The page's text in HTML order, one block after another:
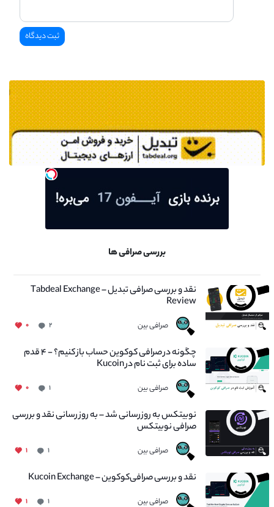
بررسی صرافی ها
نقد و بررسی صرافی تبدیل – Tabdeal Exchange
Review
صرافی بین ۲ ۰
چگونه در صرافی کوکوین حساب باز کنیم؟ - ۴ قدم
ساده برای ثبت نام در Kucoin
صرافی بین ۱ ۰
نوبیتکس به روزرسانی شد – به روز رسانی نقد و بررسی
صرافی نوبیتکس
صرافی بین ۱ ۱
نقد و بررسی صرافی‌کوکوین – Kucoin Exchange
صرافی بین ۱ ۱